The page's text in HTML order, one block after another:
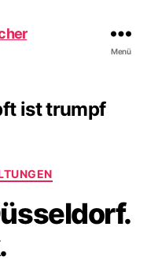
Menü
ist trumpf